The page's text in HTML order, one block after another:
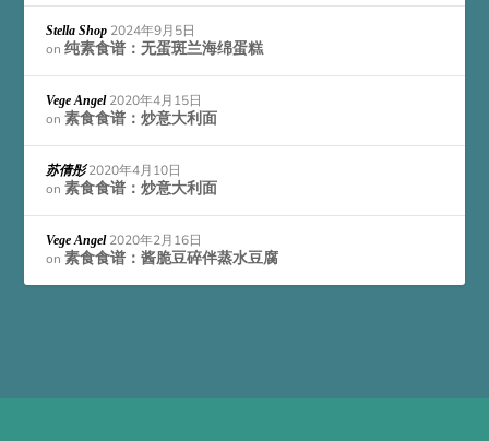
Stella Shop 2024年9月5日
on纯素食谱：无蛋斑兰海绵蛋糕
Vege Angel 2020年4月15日
on素食食谱：炒意大利面
苏倩彤 2020年4月10日
on素食食谱：炒意大利面
Vege Angel 2020年2月16日
on素食食谱：酱脆豆碎伴蒸水豆腐